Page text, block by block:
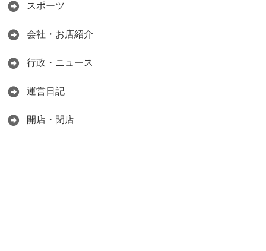
スポーツ
会社・お店紹介
行政・ニュース
運営日記
開店・閉店